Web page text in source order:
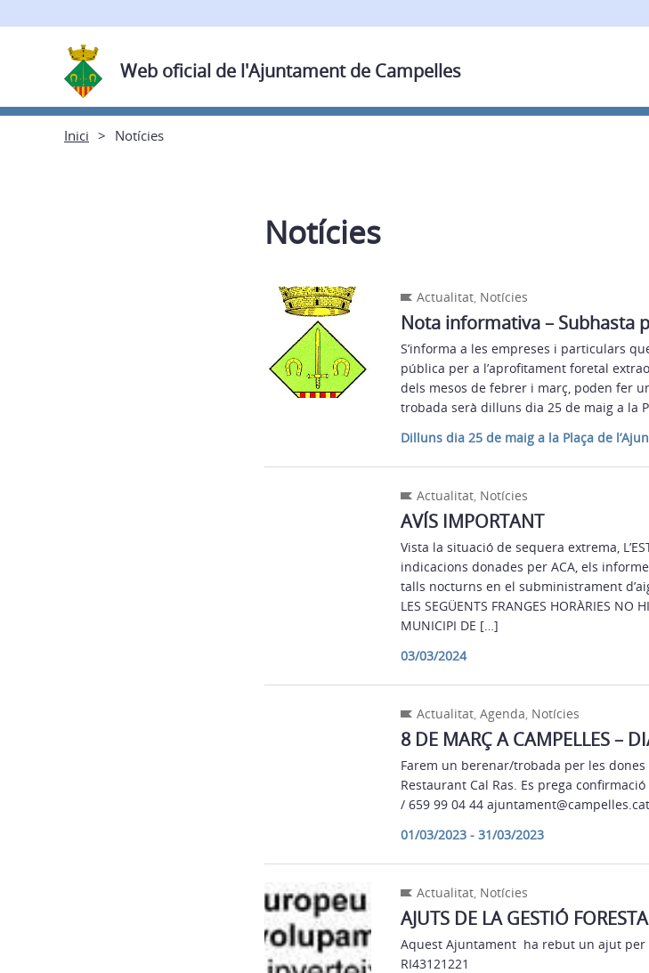
Web oficial de l'Ajuntament de Campelles
Inici Notícies
Notícies
Actualitat, Notícies
Nota informativa – Subhasta
S’informa a les empreses i particulars
pública per a l’aprofitament foretal
dels mesos de febrer i març, poden fer
trobada serà dilluns dia 25 de maig a la
Dilluns dia 25 de maig a la Plaça de
Actualitat, Notícies
AVÍS IMPORTANT
Vista la situació de sequera extrema,
indicacions donades per ACA, els
talls nocturns en el subministrament
LES SEGÜENTS FRANGES HORÀRIES NO
MUNICIPI DE […]
03/03/2024
Actualitat, Agenda, Notícies
8 DE MARÇ A CAMPELLES –
Farem un berenar/trobada per les
Restaurant Cal Ras. Es prega
/ 659 99 04 44 ajuntament@campelles.cat
01/03/2023 - 31/03/2023
Actualitat, Notícies
AJUTS DE LA GESTIÓ
Aquest Ajuntament ha rebut un ajut per
RI43121221